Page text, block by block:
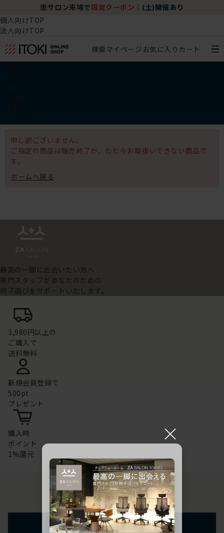
坐サロン来場で 限定クーポン (土)開催あり
個人向けTOP
法人向けTOP
検索マイページ お気に入り カート
申し訳ございません。
ご指定の商品は販売終了か、ただ今お取扱いできない商品で
す。
ホームへ戻る
最高の一脚に出会いたい方へ
専門スタッフがあなたのための
椅子選びをサポートいたします。
3,980円以上の
ご購入で
送料無料
新規会員登録で
500pt
プレゼント
購入時
ポイント
1%還元
お問い合わせ
フォームからのお問い合わせ
×